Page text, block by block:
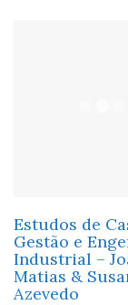
Estudos de
Gestão e
Industrial –
Matias &
Azevedo